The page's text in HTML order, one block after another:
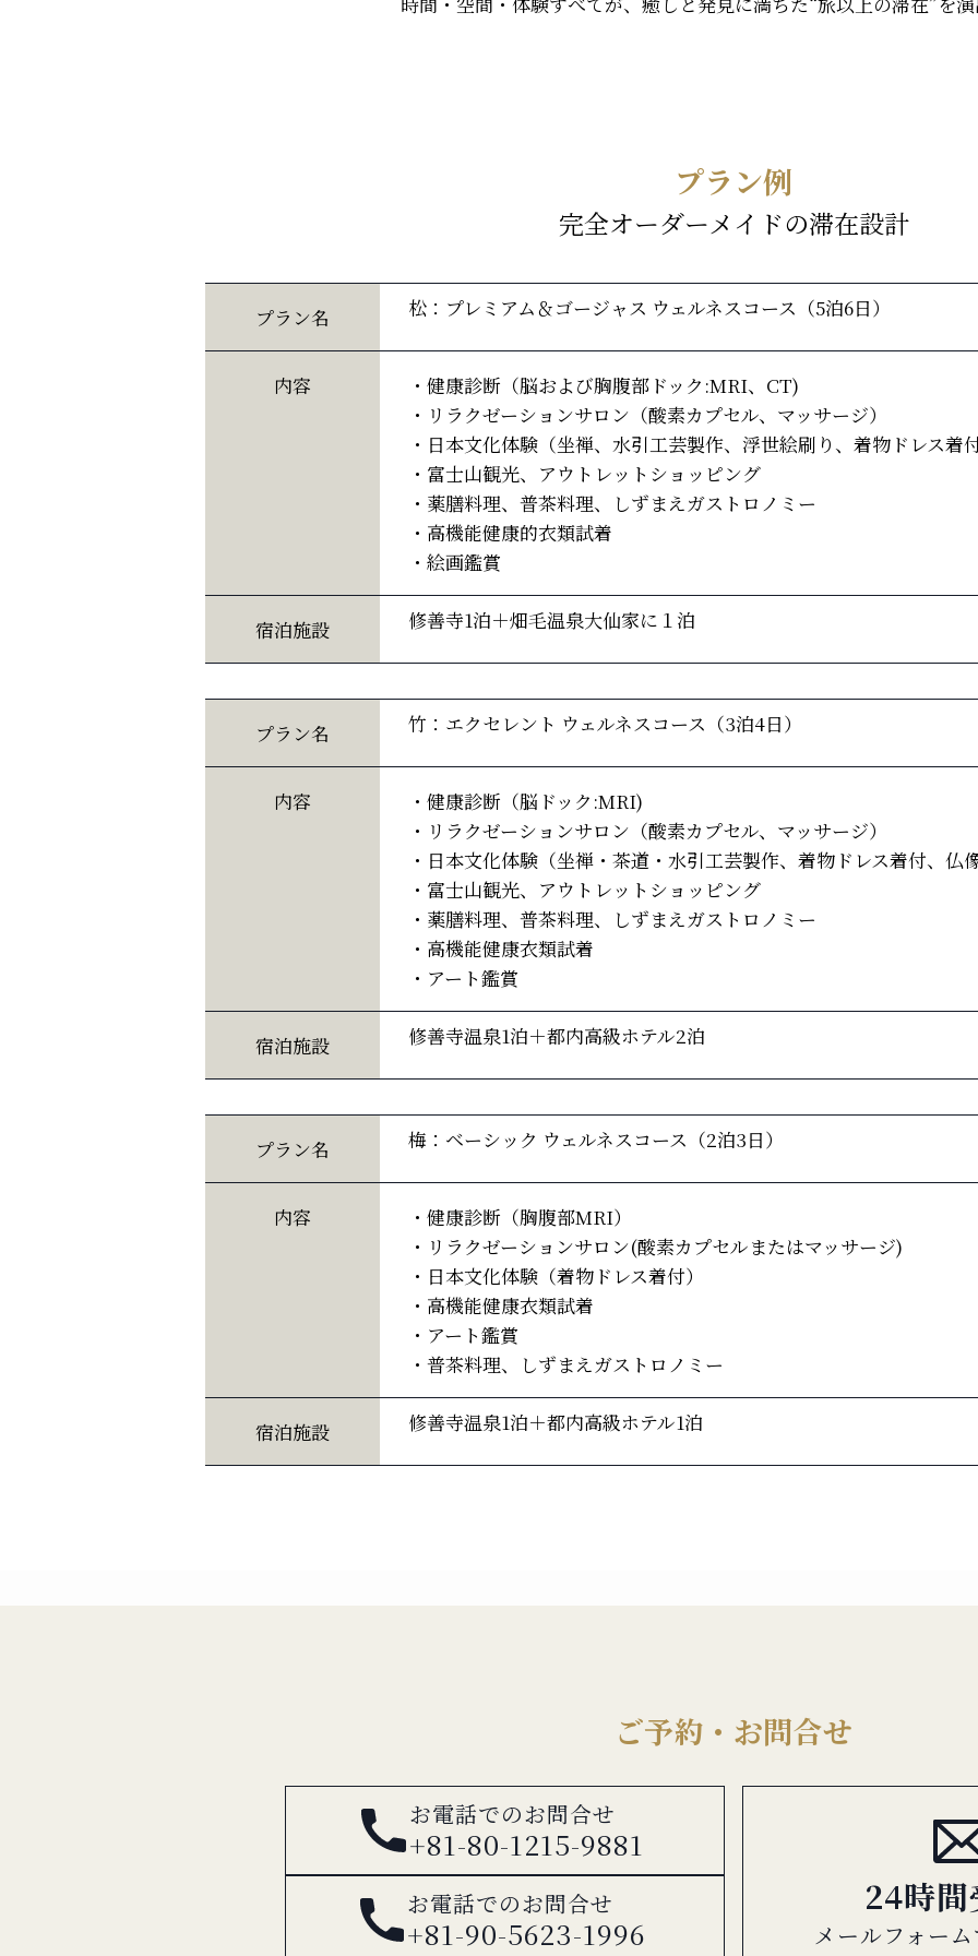
プラン例
完全オーダーメイドの滞在設計
プラン名 松：プレミアム＆ゴージャス ウェルネスコース（5泊6日）
内容
・健康診断（脳および胸腹部ドック:MRI、CT)
・リラクゼーションサロン（酸素カプセル、マッサージ）
・日本文化体験（坐禅、水引工芸製作、浮世絵刷り、着物ドレス着
・富士山観光、アウトレットショッピング
・薬膳料理、普茶料理、しずまえガストロノミー
・高機能健康的衣類試着
・絵画鑑賞
宿泊施設 修善寺1泊＋畑毛温泉大仙家に１泊
プラン名 竹：エクセレント ウェルネスコース（3泊4日）
内容
・健康診断（脳ドック:MRI)
・リラクゼーションサロン（酸素カプセル、マッサージ）
・日本文化体験（坐禅・茶道・水引工芸製作、着物ドレス着付、仏
・富士山観光、アウトレットショッピング
・薬膳料理、普茶料理、しずまえガストロノミー
・高機能健康衣類試着
・アート鑑賞
宿泊施設 修善寺温泉1泊＋都内高級ホテル2泊
プラン名 梅：ベーシック ウェルネスコース（2泊3日）
内容
・健康診断（胸腹部MRI）
・リラクゼーションサロン(酸素カプセルまたはマッサージ)
・日本文化体験（着物ドレス着付）
・高機能健康衣類試着
・アート鑑賞
・普茶料理、しずまえガストロノミー
宿泊施設 修善寺温泉1泊＋都内高級ホテル1泊
ご予約・お問合せ
お電話でのお問合せ
+81-80-1215-9881
お電話でのお問合せ
+81-90-5623-1996
24時
メールフォー